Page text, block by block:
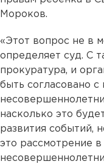
Мороков.
«Этот вопрос не в
определяет суд. С
прокуратура, и
быть согласовано
насколько это
развития событий,
это рассмотрение